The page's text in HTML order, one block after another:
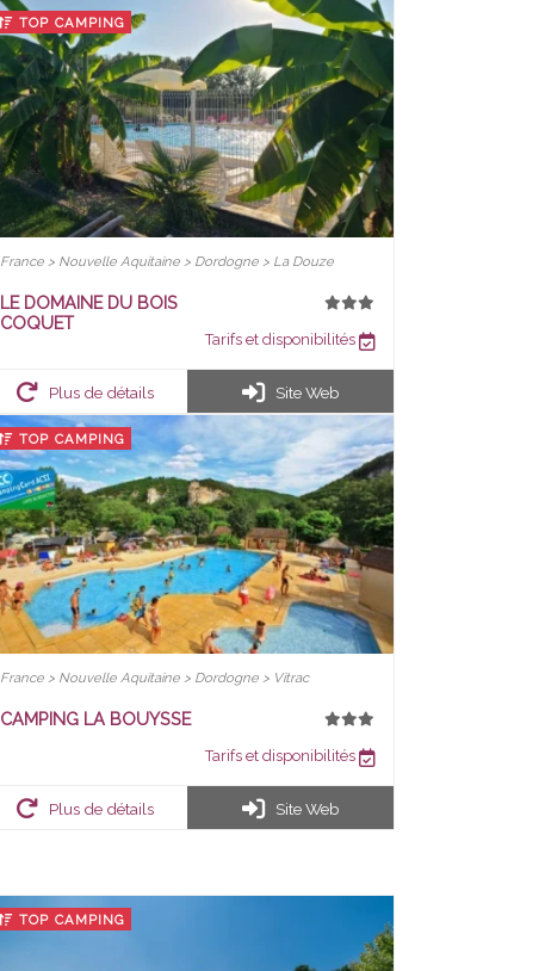
TOP CAMPING
France > Nouvelle Aquitaine > Dordogne > La Douze
LE DOMAINE DU BOIS
COQUET
Tarifs et disponibilités
Plus de détails Site Web
TOP CAMPING
France > Nouvelle Aquitaine > Dordogne > Vitrac
CAMPING LA BOUYSSE
Tarifs et disponibilités
Plus de détails Site Web
TOP CAMPING